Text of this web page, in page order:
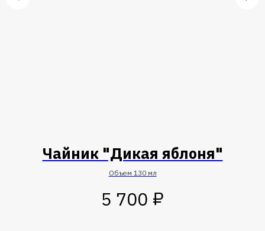
Чайник "Дикая яблоня"
Объем 130 мл
5 700 ₽